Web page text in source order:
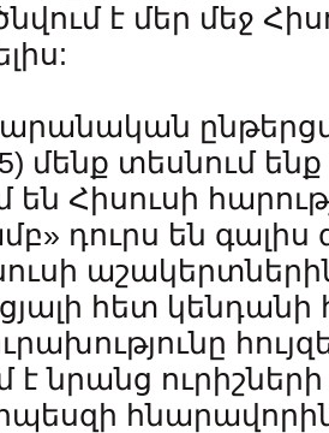
է մեր մեջ
մենք տեսնում
են Հիսուսի
դուրս են
հետ
նրանց